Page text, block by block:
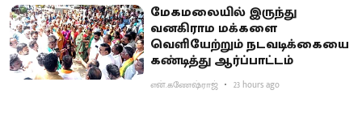
மேகமலையில் இருந்து
வனகிராம மக்களை
வெளியேற்றும் நடவடிக்கையை
கண்டித்து ஆர்ப்பாட்டம்
என்.கணேஷ்ராஜ் 23 hours ago